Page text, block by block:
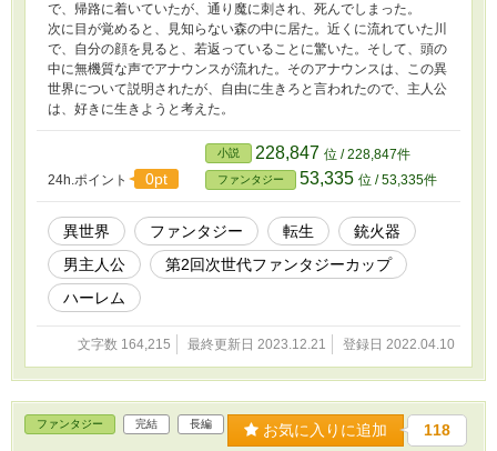
で、帰路に着いていたが、通り魔に刺され、死んでしまった。
次に目が覚めると、見知らない森の中に居た。近くに流れていた川
で、自分の顔を見ると、若返っていることに驚いた。そして、頭の
中に無機質な声でアナウンスが流れた。そのアナウンスは、この異
世界について説明されたが、自由に生きろと言われたので、主人公
は、好きに生きようと考えた。
24h.ポイント 0pt
小説 228,847 位 / 228,847件
ファンタジー 53,335 位 / 53,335件
異世界 ファンタジー 転生
銃火器
男主人公
第2回次世代ファンタジーカップ
ハーレム
文字数 164,215 最終更新日 2023.12.21 登録日 2022.04.10
ファンタジー 完結 長編 お気に入りに追加 118